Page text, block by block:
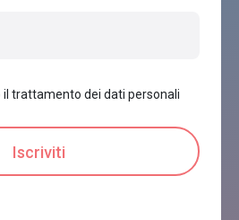
il trattamento dei dati personali